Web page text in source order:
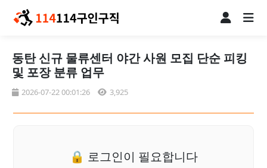
동탄 신규 물류센터 야간 사원 모집 단순 피킹
및 포장 분류 업무
2026-07-22 00:01:26 3,925
🔒 로그인이 필요합니다